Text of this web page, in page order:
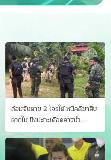
ล้อมจับตาย 2 โจรใต้ หนีคดีฆ่าสืบ
ตากใบ ยิงปะทะเดือดคาขนำ
สำราญนำทีมปิดคดี